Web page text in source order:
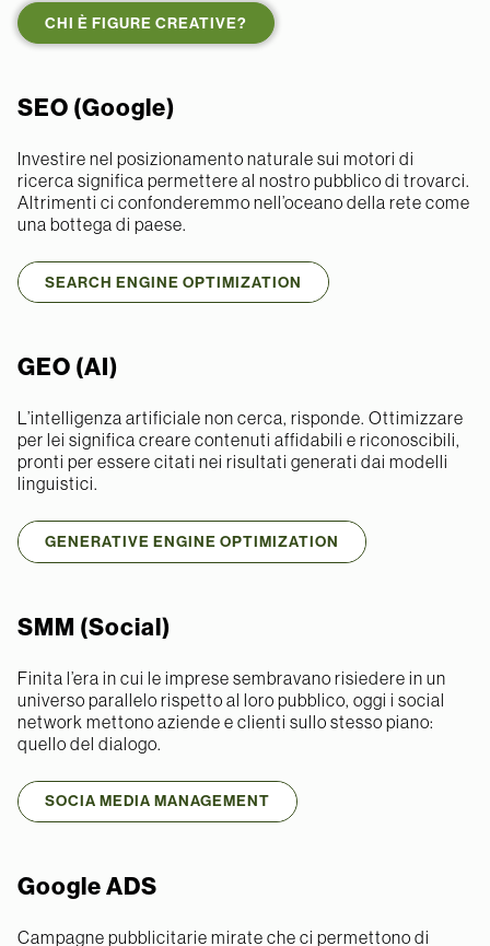
CHI È FIGURE CREATIVE?
SEO (Google)
Investire nel posizionamento naturale sui motori di
ricerca significa permettere al nostro pubblico di trovarci.
Altrimenti ci confonderemmo nell’oceano della rete come
una bottega di paese.
SEARCH ENGINE OPTIMIZATION
GEO (AI)
L’intelligenza artificiale non cerca, risponde. Ottimizzare
per lei significa creare contenuti affidabili e riconoscibili,
pronti per essere citati nei risultati generati dai modelli
linguistici.
GENERATIVE ENGINE OPTIMIZATION
SMM (Social)
Finita l’era in cui le imprese sembravano risiedere in un
universo parallelo rispetto al loro pubblico, oggi i social
network mettono aziende e clienti sullo stesso piano:
quello del dialogo.
SOCIA MEDIA MANAGEMENT
Google ADS
Campagne pubblicitarie mirate che ci permettono di